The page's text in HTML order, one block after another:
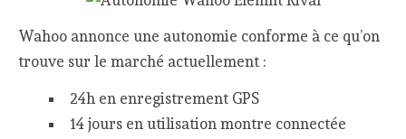
Wahoo annonce une autonomie conforme à ce qu’on
trouve sur le marché actuellement :
24h en enregistrement GPS
14 jours en utilisation montre connectée